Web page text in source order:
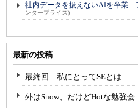
社内データを扱えないAIを卒業
ンタープライズ)
最新の投稿
最終回 私にとってSEとは
外はSnow、だけどHotな勉強会